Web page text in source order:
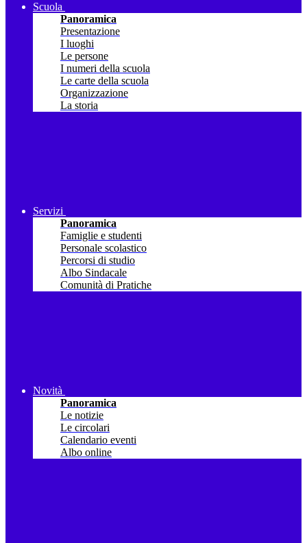
Scuola
Panoramica
Presentazione
I luoghi
Le persone
I numeri della scuola
Le carte della scuola
Organizzazione
La storia
Servizi
Panoramica
Famiglie e studenti
Personale scolastico
Percorsi di studio
Albo Sindacale
Comunità di Pratiche
Novità
Panoramica
Le notizie
Le circolari
Calendario eventi
Albo online